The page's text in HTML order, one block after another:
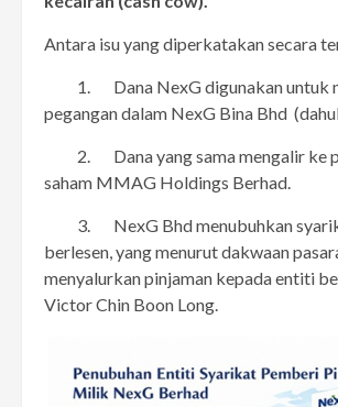
Antara isu yang diperkatakan secara
1. Dana NexG digunakan untuk
pegangan dalam NexG Bina Bhd
2. Dana yang sama mengalir ke
saham MMAG Holdings Berhad.
3. NexG Bhd menubuhkan
berlesen, yang menurut dakwaan
menyalurkan pinjaman kepada entiti
Victor Chin Boon Long.